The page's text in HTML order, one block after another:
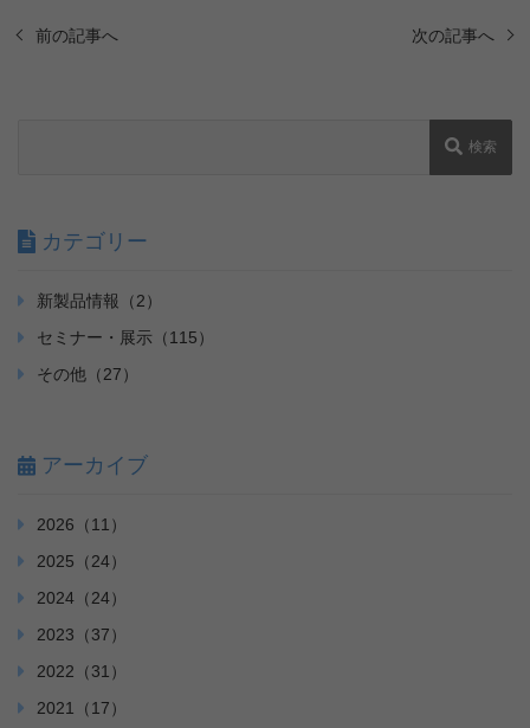
前の記事へ 次の記事へ
検索
カテゴリー
新製品情報（2）
セミナー・展示（115）
その他（27）
アーカイブ
2026（11）
2025（24）
2024（24）
2023（37）
2022（31）
2021（17）